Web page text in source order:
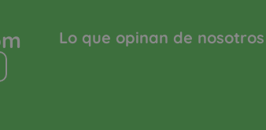
Lo que opinan de nosotros